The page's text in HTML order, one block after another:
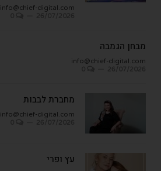
info@chief-digital.com
מבחן הגמבה
info@chief-digital.com
מחברת לבבות
info@chief-digital.com
עץ ופרי